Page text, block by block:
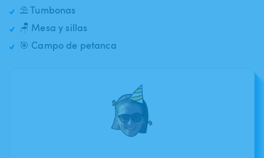
⛱️ Tumbonas
🪑 Mesa y sillas
🎯 Campo de petanca